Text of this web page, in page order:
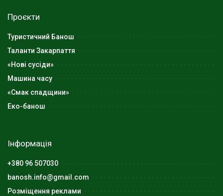
Проєкти
Туристичний Банош
Таланти Закарпаття
«Нові сусіди»
Машина часу
«Смак спадщини»
Еко-банош
Інформація
+380 96 507030
banosh.info@gmail.com
Розміщення реклами